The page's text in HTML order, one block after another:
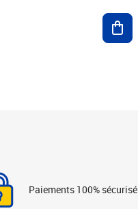
Paiements 100%